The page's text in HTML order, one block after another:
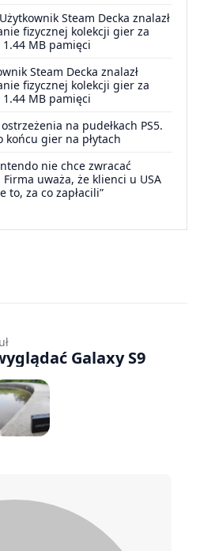
Użytkownik Steam Decka znalazł
fizycznej kolekcji gier za
MB pamięci
Steam Decka znalazł
fizycznej kolekcji gier za
MB pamięci
na pudełkach PS5.
gier na płytach
nie chce zwracać
uważa, że klienci u USA
to, za co zapłacili”
Galaxy S9